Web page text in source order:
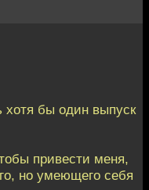
хотя бы один выпуск
привести меня,
но умеющего себя